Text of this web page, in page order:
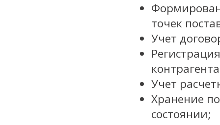
точек
Учет
Учет
Хранение
состоянии;